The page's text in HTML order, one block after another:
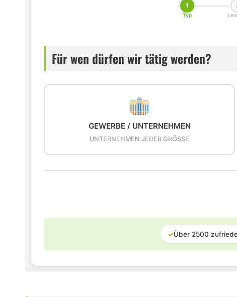
1
Typ
Für wen dürfen wir tätig werden?
GEWERBE / UNTERNEHMEN
UNTERNEHMEN JEDER GRÖSSE
✓Über 2500